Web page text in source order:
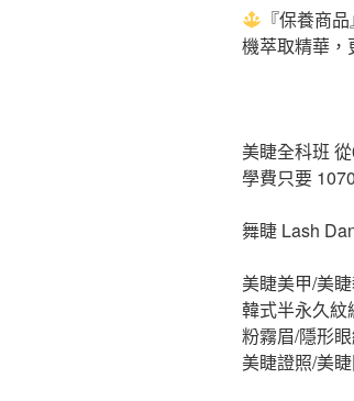
『保養商
機萃取精華，
美睫全科班
學費只要
舞睫 Lash
美睫美甲/美
韓式半永久紋
粉霧眉/隱形
美睫證照/美